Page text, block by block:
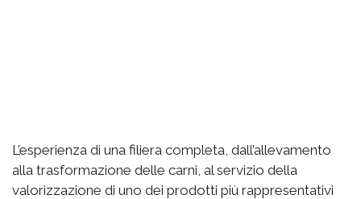
L’esperienza di una filiera completa, dall’allevamento
alla trasformazione delle carni, al servizio della
valorizzazione di uno dei prodotti più rappresentativi